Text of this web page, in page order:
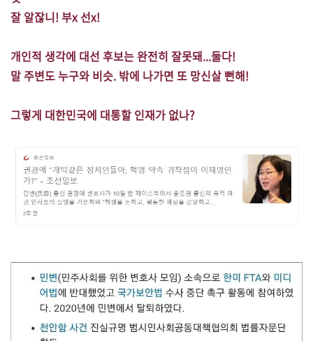
잘 알잖니! 부x 선x!
개인적 생각에 대선 후보는 완전히 잘못돼...둘다!
말 주변도 누구와 비슷. 밖에 나가면 또 망신살 뻔해!
그렇게 대한민국에 대통할 인재가 없나?